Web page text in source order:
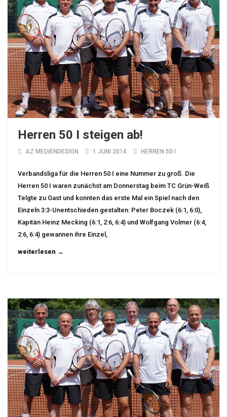
Herren 50 I steigen ab!
AZ MEDIENDESIGN 1 JUNI 2014 HERREN 50 I
Verbandsliga für die Herren 50 I eine Nummer zu groß. Die
Herren 50 I waren zunächst am Donnerstag beim TC Grün-Weiß
Telgte zu Gast und konnten das erste Mal ein Spiel nach den
Einzeln 3:3-Unentschieden gestalten: Peter Boczek (6:1, 6:0),
Kapitän Heinz Mecking (6:1, 2:6, 6:4) und Wolfgang Volmer (6:4,
2:6, 6:4) gewannen ihre Einzel,
weiterlesen →